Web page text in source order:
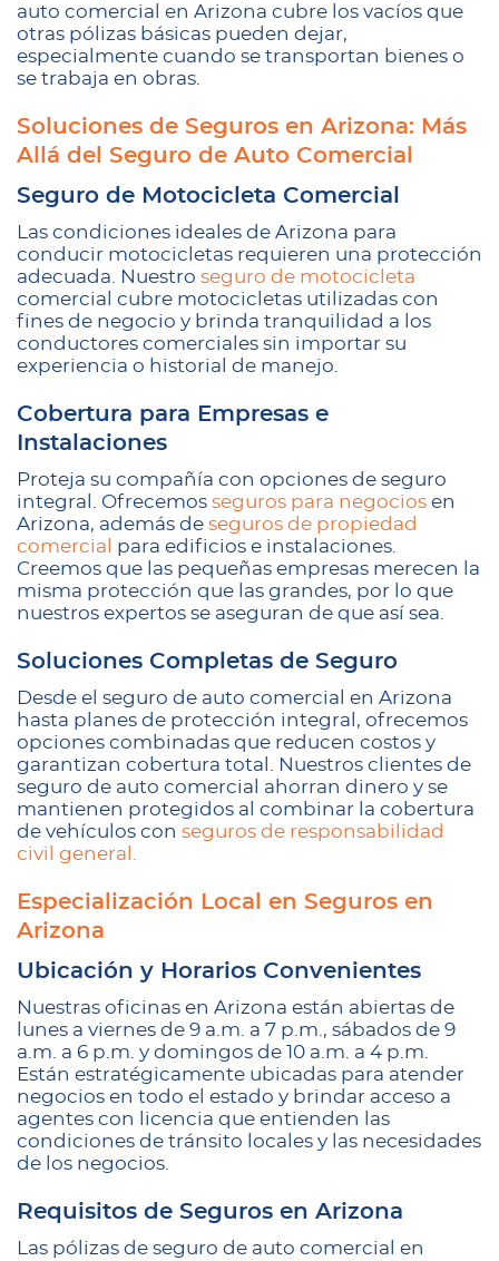
auto comercial en Arizona cubre los vacíos que
otras pólizas básicas pueden dejar,
especialmente cuando se transportan bienes o
se trabaja en obras.
Soluciones de Seguros en Arizona: Más
Allá del Seguro de Auto Comercial
Seguro de Motocicleta Comercial
Las condiciones ideales de Arizona para
conducir motocicletas requieren una protección
adecuada. Nuestro seguro de motocicleta
comercial cubre motocicletas utilizadas con
fines de negocio y brinda tranquilidad a los
conductores comerciales sin importar su
experiencia o historial de manejo.
Cobertura para Empresas e
Instalaciones
Proteja su compañía con opciones de seguro
integral. Ofrecemos seguros para negocios en
Arizona, además de seguros de propiedad
comercial
para edificios e instalaciones.
Creemos que las pequeñas empresas merecen la
misma protección que las grandes, por lo que
nuestros expertos se aseguran de que así sea.
Soluciones Completas de Seguro
Desde el seguro de auto comercial en Arizona
hasta planes de protección integral, ofrecemos
opciones combinadas que reducen costos y
garantizan cobertura total. Nuestros clientes de
seguro de auto comercial ahorran dinero y se
mantienen protegidos al combinar la cobertura
de vehículos con seguros de responsabilidad
civil general.
Especialización Local en Seguros en
Arizona
Ubicación y Horarios Convenientes
Nuestras oficinas en Arizona están abiertas de
lunes a viernes de 9 a.m. a 7 p.m., sábados de 9
a.m. a 6 p.m. y domingos de 10 a.m. a 4 p.m.
Están estratégicamente ubicadas para atender
negocios en todo el estado y brindar acceso a
agentes con licencia que entienden las
condiciones de tránsito locales y las necesidades
de los negocios.
Requisitos de Seguros en Arizona
Las pólizas de seguro de auto comercial en